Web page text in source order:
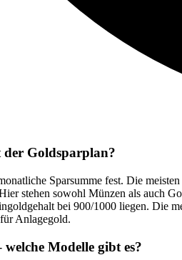
Goldsparplan?
Sparsumme fest. Die
stehen sowohl Münzen als auch
bei 900/1000 liegen. Die
Anlagegold.
Modelle gibt es?